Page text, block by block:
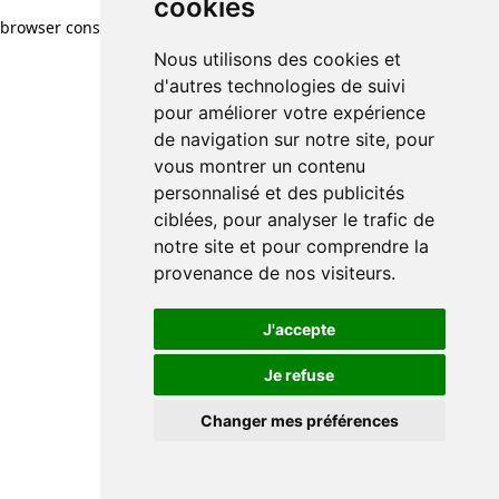
cookies
Nous utilisons des cookies et
d'autres technologies de suivi
pour améliorer votre expérience
de navigation sur notre site, pour
vous montrer un contenu
personnalisé et des publicités
ciblées, pour analyser le trafic de
notre site et pour comprendre la
provenance de nos visiteurs.
J'accepte
Je refuse
Changer mes préférences
browser console for more information)